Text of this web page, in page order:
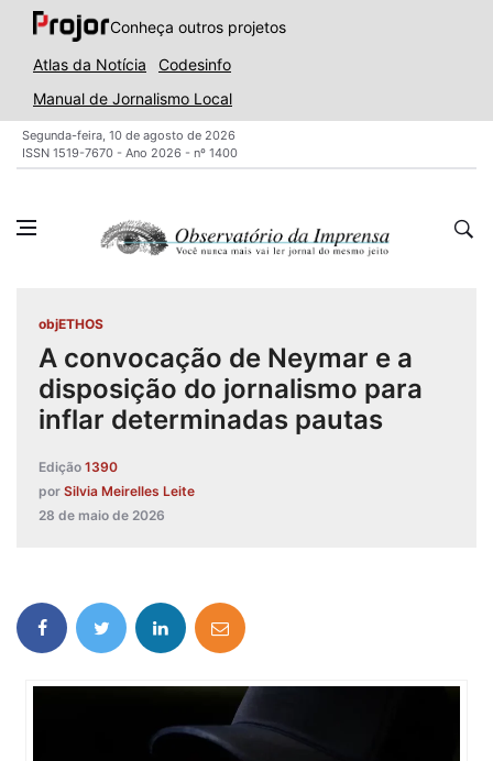
Conheça outros projetos
Atlas da Notícia
Codesinfo
Manual de Jornalismo Local
Segunda-feira, 10 de agosto de 2026
ISSN 1519-7670 - Ano 2026 - nº 1400
objETHOS
A convocação de Neymar e a
disposição do jornalismo para
inflar determinadas pautas
Edição 1390
por Silvia Meirelles Leite
28 de maio de 2026